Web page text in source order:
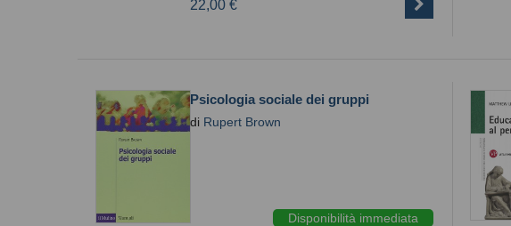
22,00 €
Psicologia sociale dei gruppi
di Rupert Brown
Disponibilità immediata